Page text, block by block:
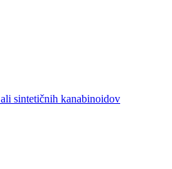
sintetičnih kanabinoidov